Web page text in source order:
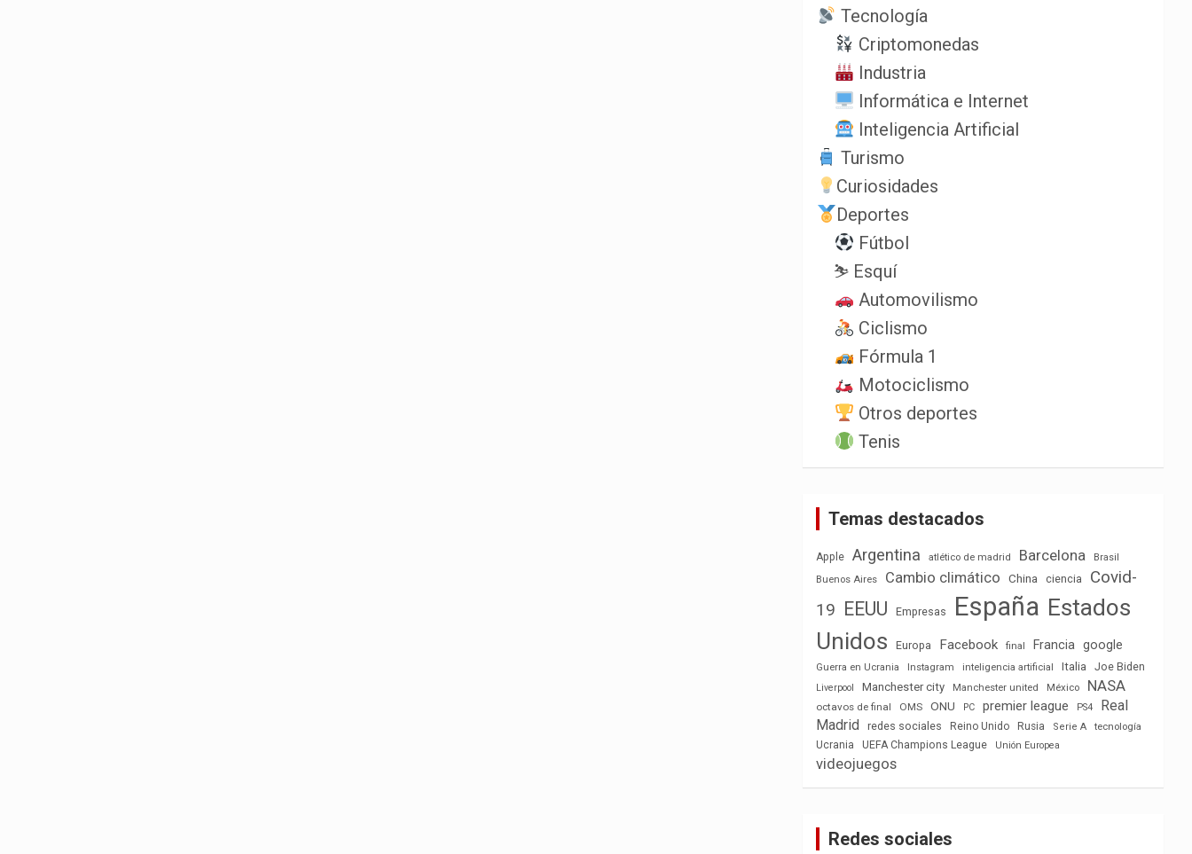
Tecnología
Criptomonedas
Industria
Informática e Internet
Inteligencia Artificial
Turismo
Curiosidades
Deportes
Fútbol
⛷️ Esquí
Automovilismo
Ciclismo
Fórmula 1
Motociclismo
Otros deportes
Tenis
Temas destacados
Apple Argentina atlético de madrid Barcelona
Brasil
Buenos Aires
Cambio climático China ciencia
Covid-
19
EEUU Empresas España Estados
Unidos
Europa Facebook final Francia google
Guerra en Ucrania Instagram inteligencia artificial Italia Joe Biden
Liverpool Manchester city Manchester united México NASA
octavos de final OMS ONU PC premier league PS4
Real
Madrid
redes sociales Reino Unido Rusia Serie A
tecnología
Ucrania
UEFA Champions League Unión Europea
videojuegos
Redes sociales